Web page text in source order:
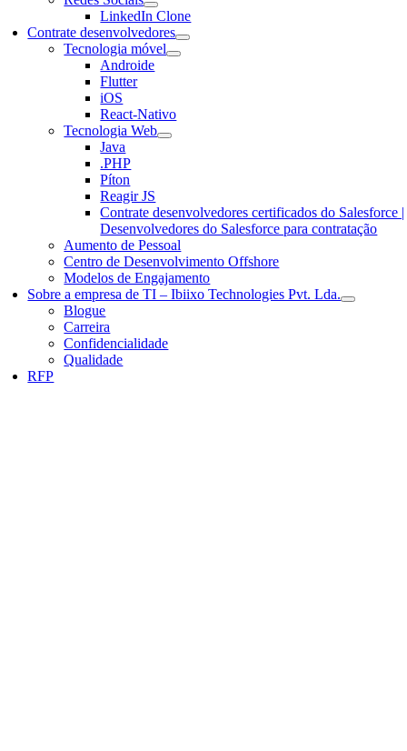
LinkedIn Clone
Contrate desenvolvedores
Tecnologia móvel
Androide
Flutter
iOS
React-Nativo
Tecnologia Web
Java
.PHP
Píton
Reagir JS
Contrate desenvolvedores certificados do Salesforce |
Desenvolvedores do Salesforce para contratação
Aumento de Pessoal
Centro de Desenvolvimento Offshore
Modelos de Engajamento
Sobre a empresa de TI – Ibiixo Technologies Pvt. Lda.
Blogue
Carreira
Confidencialidade
Qualidade
RFP